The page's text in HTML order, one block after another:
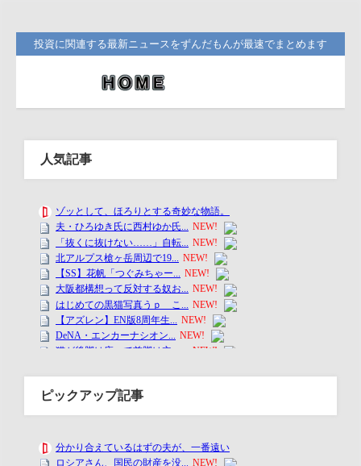
投資に関連する最新ニュースをずんだもんが最速でまとめます
人気記事
ピックアップ記事